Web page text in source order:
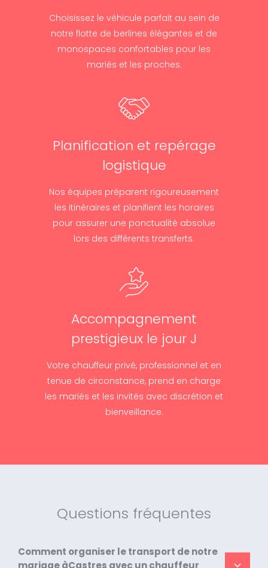
Choisissez le véhicule parfait au sein de
notre flotte de berlines élégantes et de
monospaces confortables pour les
mariés et les proches.
Planification et repérage
logistique
Nos équipes préparent rigoureusement
les itinéraires et planifient les horaires
pour assurer une ponctualité absolue
lors des différents transferts.
Accompagnement
prestigieux le jour J
Votre chauffeur privé, professionnel et en
tenue de circonstance, prend en charge
les mariés et les invités avec discrétion et
bienveillance.
Questions fréquentes
Comment organiser le transport de notre
mariage àCastres avec un chauffeur